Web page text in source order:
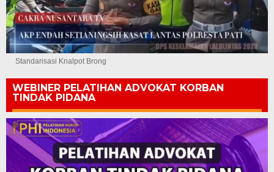
Standarisasi Knalpot Brong
WEBINER PELATIHAN ADVOKAT KORBAN
TINDAK PIDANA